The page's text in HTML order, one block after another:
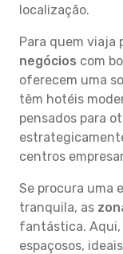
localização.
Para quem viaja
negócios com
oferecem uma
têm hotéis
pensados para
centros
Se procura uma
tranquila, as
fantástica. Aqui,
espaçosos,